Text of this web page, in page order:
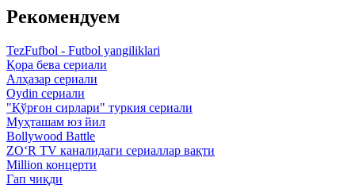
Рекомендуем
TezFufbol - Futbol yangiliklari
Қора бева сериали
Алҳазар сериали
Oydin сериали
"Қўрғон сирлари" туркия сериали
Муҳташам юз йил
Bollywood Battle
ZO‘R TV каналидаги сериаллар вақти
Million концерти
Гап чиқди